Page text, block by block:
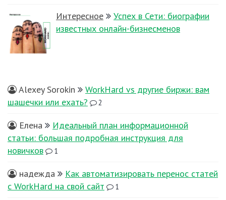
Интересное
Успех в Сети: биографии
известных онлайн-бизнесменов
Alexey Sorokin
WorkHard vs другие биржи: вам
шашечки или ехать?
2
Елена
Идеальный план информационной
статьи: большая подробная инструкция для
новичков
1
надежда
Как автоматизировать перенос статей
с WorkHard на свой сайт
1